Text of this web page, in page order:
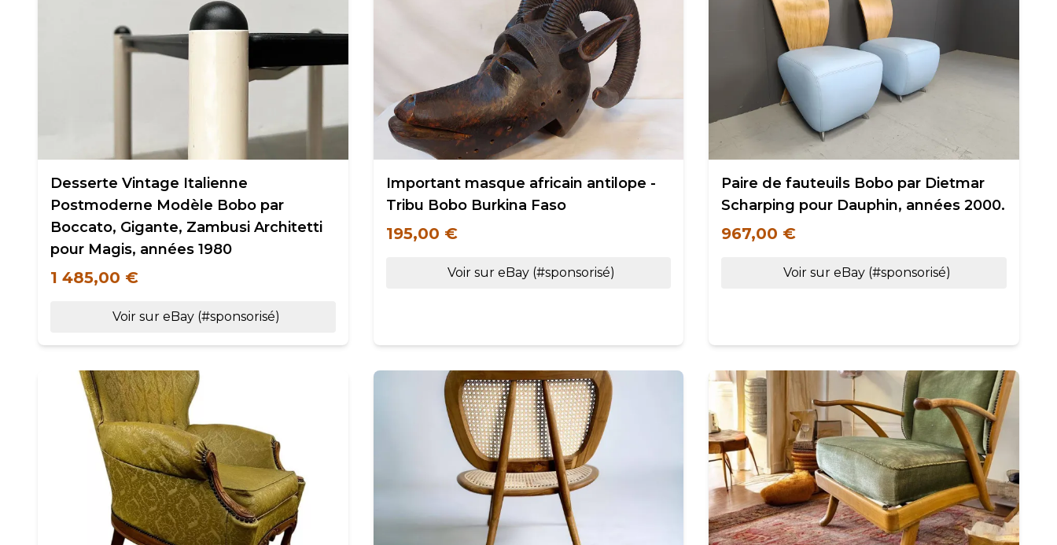
Desserte Vintage Italienne
Postmoderne Modèle Bobo par
Boccato, Gigante, Zambusi Architetti
pour Magis, années 1980
1 485,00 €
Voir sur eBay (#sponsorisé)
Important masque africain antilope -
Tribu Bobo Burkina Faso
195,00 €
Voir sur eBay (#sponsorisé)
Paire de fauteuils Bobo par Dietmar
Scharping pour Dauphin, années 2000.
967,00 €
Voir sur eBay (#sponsorisé)